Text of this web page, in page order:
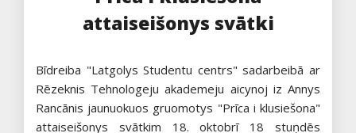
attaiseišonys svātki
Bīdreiba "Latgolys Studentu centrs" sadarbeibā ar
Rēzeknis Tehnologeju akademeju aicynoj iz Annys
Rancānis jaunuokuos gruomotys "Prīca i klusiešona"
attaiseišonys svātkim 18. oktobrī 18 stuņdēs